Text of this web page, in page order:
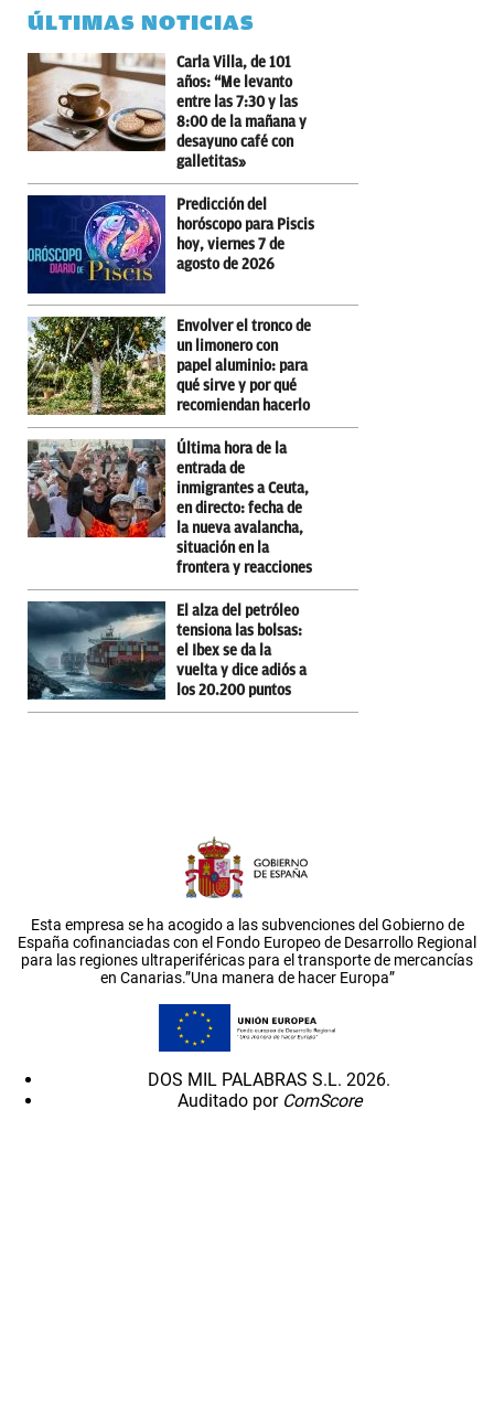
ÚLTIMAS NOTICIAS
Carla Villa, de 101
años: “Me levanto
entre las 7:30 y las
8:00 de la mañana y
desayuno café con
galletitas»
Predicción del
horóscopo para Piscis
hoy, viernes 7 de
agosto de 2026
Envolver el tronco de
un limonero con
papel aluminio: para
qué sirve y por qué
recomiendan hacerlo
Última hora de la
entrada de
inmigrantes a Ceuta,
en directo: fecha de
la nueva avalancha,
situación en la
frontera y reacciones
El alza del petróleo
tensiona las bolsas:
el Ibex se da la
vuelta y dice adiós a
los 20.200 puntos
Esta empresa se ha acogido a las subvenciones del Gobierno de
España cofinanciadas con el Fondo Europeo de Desarrollo Regional
para las regiones ultraperiféricas para el transporte de mercancías
en Canarias.”Una manera de hacer Europa”
DOS MIL PALABRAS S.L. 2026.
Auditado por ComScore